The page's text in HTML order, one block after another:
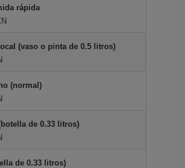
rápida
(vaso o pinta de 0.5 litros)
(normal)
de 0.33 litros)
de 0.33 litros)